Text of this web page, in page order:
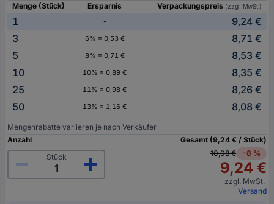
Menge (Stück)
Ersparnis Verpackungspreis (zzgl. MwSt.)
1 -
9,24 €
3
6% = 0,53 €
8,71 €
5
8% = 0,71 €
8,53 €
10
10% = 0,89 €
8,35 €
25
11% = 0,98 €
8,26 €
50
13% = 1,16 € 8,08 €
Mengenrabatte variieren je nach Verkäufer
Anzahl
Stück
Gesamt (9,24 € / Stück)
10,08 €
-8 %
9,24 €
zzgl. MwSt.
Versand